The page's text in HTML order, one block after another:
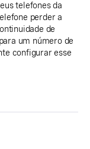
telefones da
perder a
de
um número de
configurar esse